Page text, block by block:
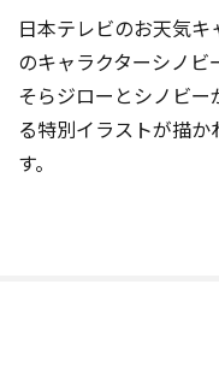
日本テレビのお天気
のキャラクターシノビ
そらジローとシノビ
る特別イラストが描
す。